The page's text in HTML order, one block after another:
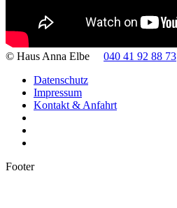
© Haus Anna Elbe 040 41 92 88 73
Datenschutz
Impressum
Kontakt & Anfahrt
Footer